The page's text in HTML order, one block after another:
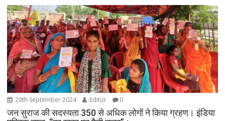
20th September 2024 Editor 0
जन सुराज की सदस्यता 350 से अधिक लोगों ने किया ग्रहण। इंडिया